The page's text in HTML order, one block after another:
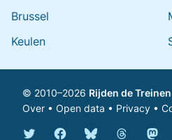
Brussel
Keulen
© 2010–2026 Rijden de Treinen
Over • Open data • Privacy •